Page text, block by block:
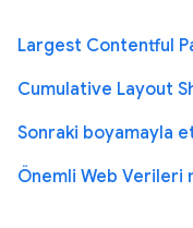
Largest Contentful
Cumulative Layout
Sonraki boyamayla
Önemli Web Verileri